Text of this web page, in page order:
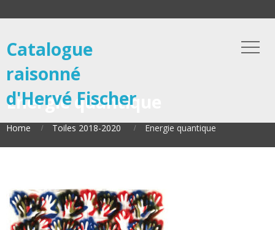
Catalogue
raisonné
d'Hervé Fischer
Energie quantique
Home Toiles 2018-2020 Energie quantique